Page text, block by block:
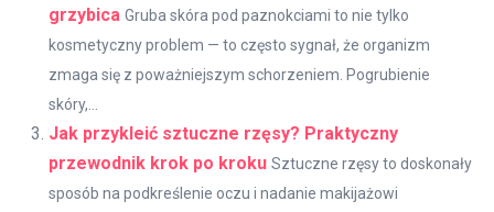
grzybica Gruba skóra pod paznokciami to nie tylko
kosmetyczny problem — to często sygnał, że organizm
zmaga się z poważniejszym schorzeniem. Pogrubienie
skóry,...
Jak przykleić sztuczne rzęsy? Praktyczny
przewodnik krok po kroku Sztuczne rzęsy to doskonały
sposób na podkreślenie oczu i nadanie makijażowi